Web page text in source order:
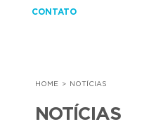
CONTATO
HOME NOTÍCIAS
NOTÍCIAS